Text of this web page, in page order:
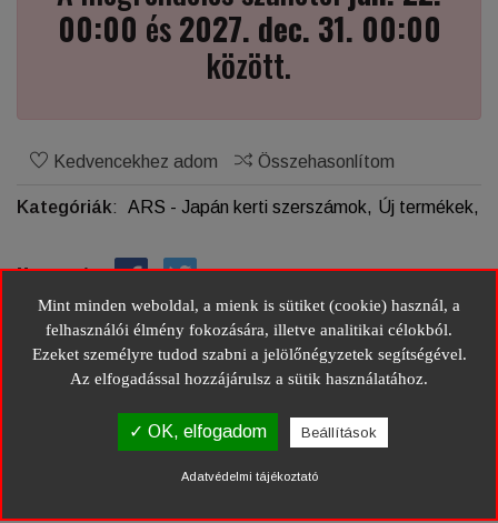
00:00 és2027. dec. 31. 00:00
között.
Kedvencekhez adom Összehasonlítom
Kategóriák: ARS - Japán kerti szerszámok, Új termékek,
Megosztás:
ARS VS 7XZ
A V sorozat legkisebb ollója, dupla gumiü...
Részletes leírás
Mint minden weboldal, a mienk is sütiket (cookie) használ, a
felhasználói élmény fokozására, illetve analitikai célokból.
Ezeket személyre tudod szabni a jelölőnégyzetek segítségével.
Az elfogadással hozzájárulsz a sütik használatához.
✓ OK, elfogadom Beállítások
Adatvédelmi tájékoztató